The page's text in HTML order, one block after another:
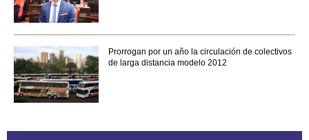
Prorrogan por un año la circulación de colectivos
de larga distancia modelo 2012